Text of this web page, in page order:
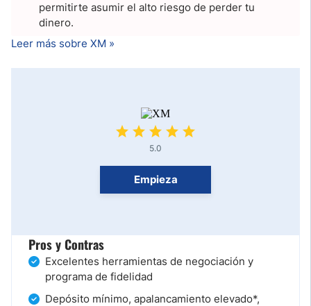
permitirte asumir el alto riesgo de perder tu
dinero.
Leer más sobre XM »
5.0
Empieza
Pros y Contras
Excelentes herramientas de negociación y
programa de fidelidad
Depósito mínimo, apalancamiento elevado*,